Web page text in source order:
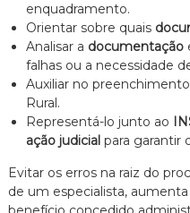
enquadramento.
Orientar sobre quais
Analisar a documentação
falhas ou a necessidade
Auxiliar no
Rural.
Representá-lo junto ao
ação judicialpara garantir
Evitar os erros na raiz do
de um especialista,